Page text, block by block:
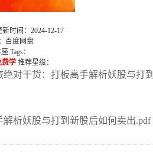
新时间：2024-12-17
百度网盘
Tags：
费学 推荐星级：
绝对干货：打板高手解析妖股与打
析妖股与打到新股后如何卖出.pdf